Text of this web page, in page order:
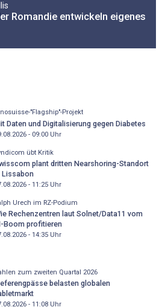
Romandie entwickeln eigenes
"Flagship"-Projekt
Daten und Digitalisierung gegen Diabetes
- 09:00Uhr
übt Kritik
plant dritten Nearshoring-Standort
Lissabon
- 11:25Uhr
Urech im RZ-Podium
Rechenzentren laut Solnet/Data11 vom
Boom profitieren
- 14:35Uhr
zum zweiten Quartal 2026
belasten globalen
- 11:08Uhr